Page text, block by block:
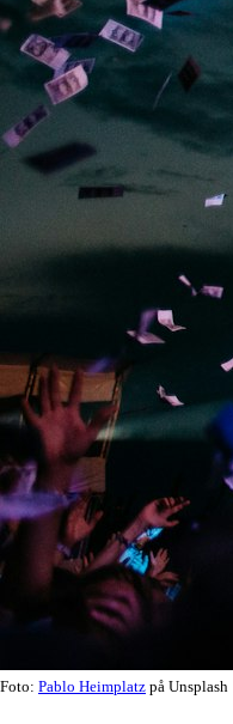
Foto: Pablo Heimplatz på Unsplash